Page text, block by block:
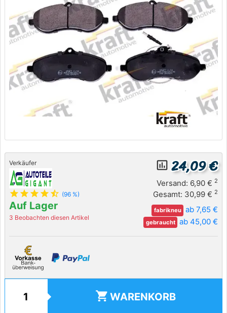
Verkäufer
star star star star star_half (96 %)
Auf Lager
3 Beobachten diesen Artikel
insert_chart_outlined 24,09 €
Versand: 6,90 € 2
Gesamt: 30,99 € 2
fabrikneu ab 7,65 €
gebraucht ab 45,00 €
shopping_cart WARENKORB